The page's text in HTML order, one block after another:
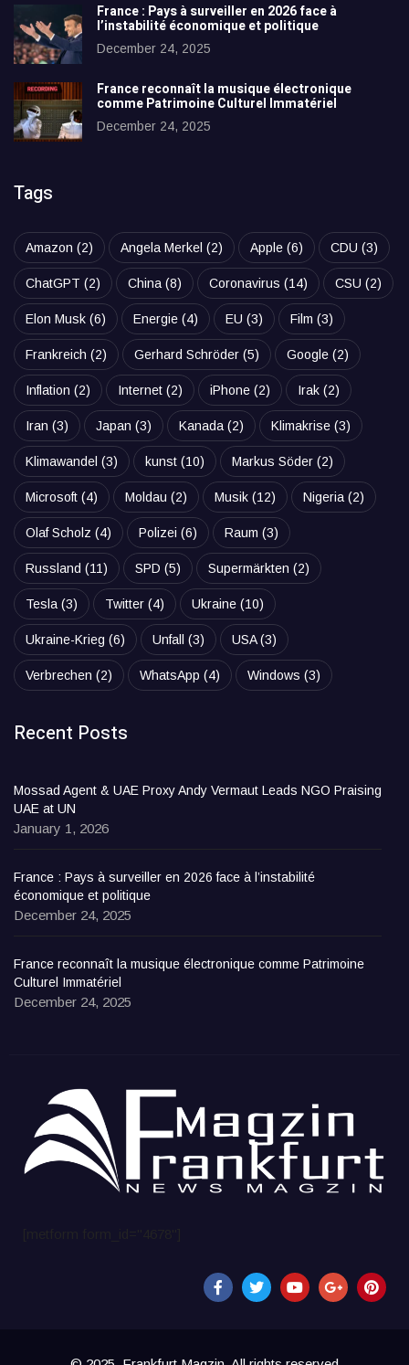
France : Pays à surveiller en 2026 face à
l’instabilité économique et politique
December 24, 2025
France reconnaît la musique électronique
comme Patrimoine Culturel Immatériel
December 24, 2025
Tags
Amazon (2) Angela Merkel (2) Apple (6) CDU (3)
ChatGPT (2) China (8) Coronavirus (14) CSU (2)
Elon Musk (6) Energie (4) EU (3) Film (3)
Frankreich (2) Gerhard Schröder (5) Google (2)
Inflation (2) Internet (2) iPhone (2) Irak (2)
Iran (3) Japan (3) Kanada (2) Klimakrise (3)
Klimawandel (3) kunst (10) Markus Söder (2)
Microsoft (4) Moldau (2) Musik (12) Nigeria (2)
Olaf Scholz (4) Polizei (6) Raum (3)
Russland (11) SPD (5) Supermärkten (2)
Tesla (3) Twitter (4) Ukraine (10)
Ukraine-Krieg (6) Unfall (3) USA(3)
Verbrechen (2) WhatsApp (4) Windows (3)
Recent Posts
Mossad Agent & UAE Proxy Andy Vermaut Leads NGO Praising
UAE at UN
January 1, 2026
France : Pays à surveiller en 2026 face à l’instabilité
économique et politique
December 24, 2025
France reconnaît la musique électronique comme Patrimoine
Culturel Immatériel
December 24, 2025